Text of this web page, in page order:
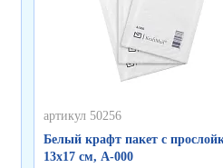
артикул 50256
Белый крафт пакет с
13х17 см, А-000